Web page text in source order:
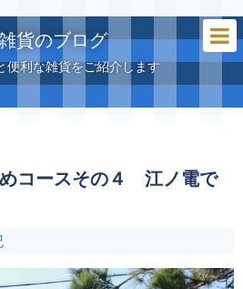
貨のブログ
便利な雑貨をご紹介します
コースその４ 江ノ電で